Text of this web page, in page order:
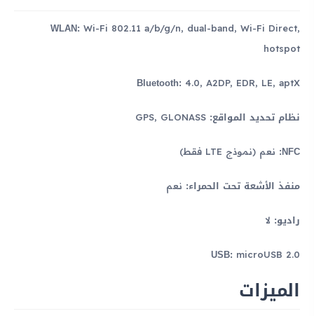
WLAN: Wi-Fi 802.11 a/b/g/n, dual-band, Wi-Fi Direct,
hotspot
Bluetooth: 4.0, A2DP, EDR, LE, aptX
نظام تحديد المواقع:
NFC: نعم (نموذج LTE فقط)
منفذ الأشعة تحت الحمراء: نعم
راديو: لا
USB: microUSB 2.0
الميزات